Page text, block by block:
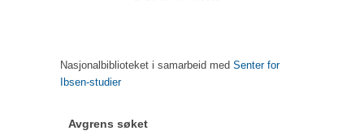
Nasjonalbiblioteket i samarbeid med Senter for
Ibsen-studier
Avgrens søket